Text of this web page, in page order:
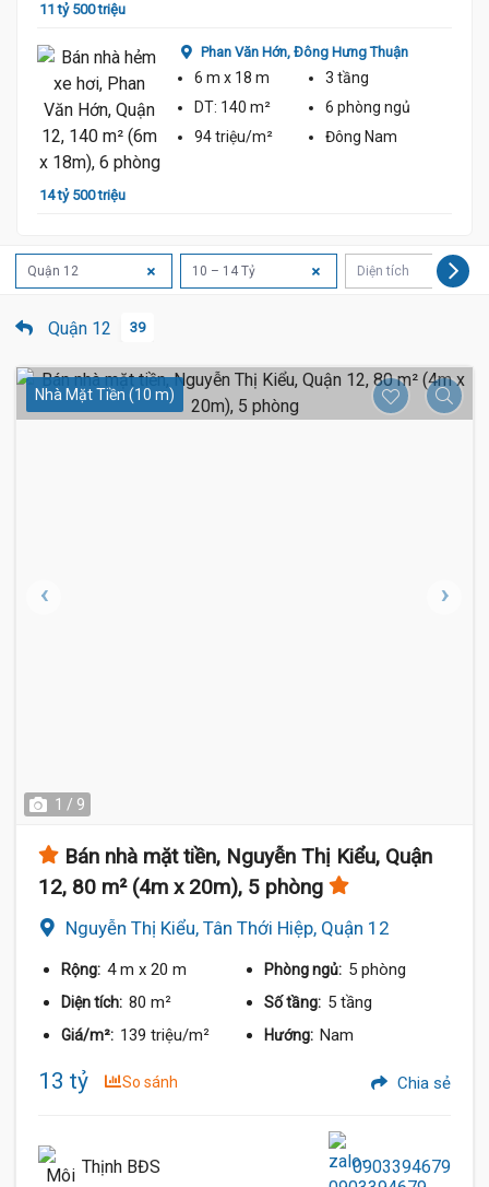
11 tỷ 500 triệu
14 tỷ 500 triệu
Phan Văn Hớn, Đông Hưng Thuận
6 m x 18 m
3 tầng
DT: 140 m² 6 phòng ngủ
94 triệu/m²
Đông Nam
Quận 12 10 – 14 Tỷ Diện tích
Quận 12 39
Nhà Mặt Tiền (10 m)
1 / 9
Bán nhà mặt tiền, Nguyễn Thị Kiểu, Quận
12, 80 m² (4m x 20m), 5 phòng
Nguyễn Thị Kiểu, Tân Thới Hiệp, Quận 12
Rộng: 4 m x 20 m Phòng ngủ: 5 phòng
Diện tích: 80 m² Số tầng: 5 tầng
Giá/m²: 139 triệu/m² Hướng: Nam
13 tỷ So sánh Chia sẻ
Thịnh BĐS 0903394679